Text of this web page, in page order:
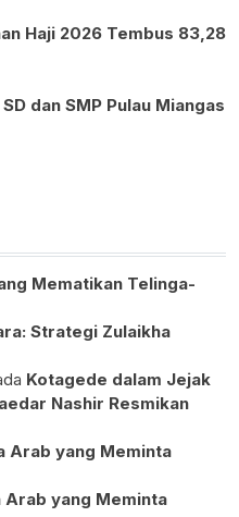
Haji 2026 Tembus 83,28
dan SMP Pulau Miangas
Mematikan Telinga-
Strategi Zulaikha
Kotagede dalam Jejak
Nashir Resmikan
Arab yang Meminta
Arab yang Meminta